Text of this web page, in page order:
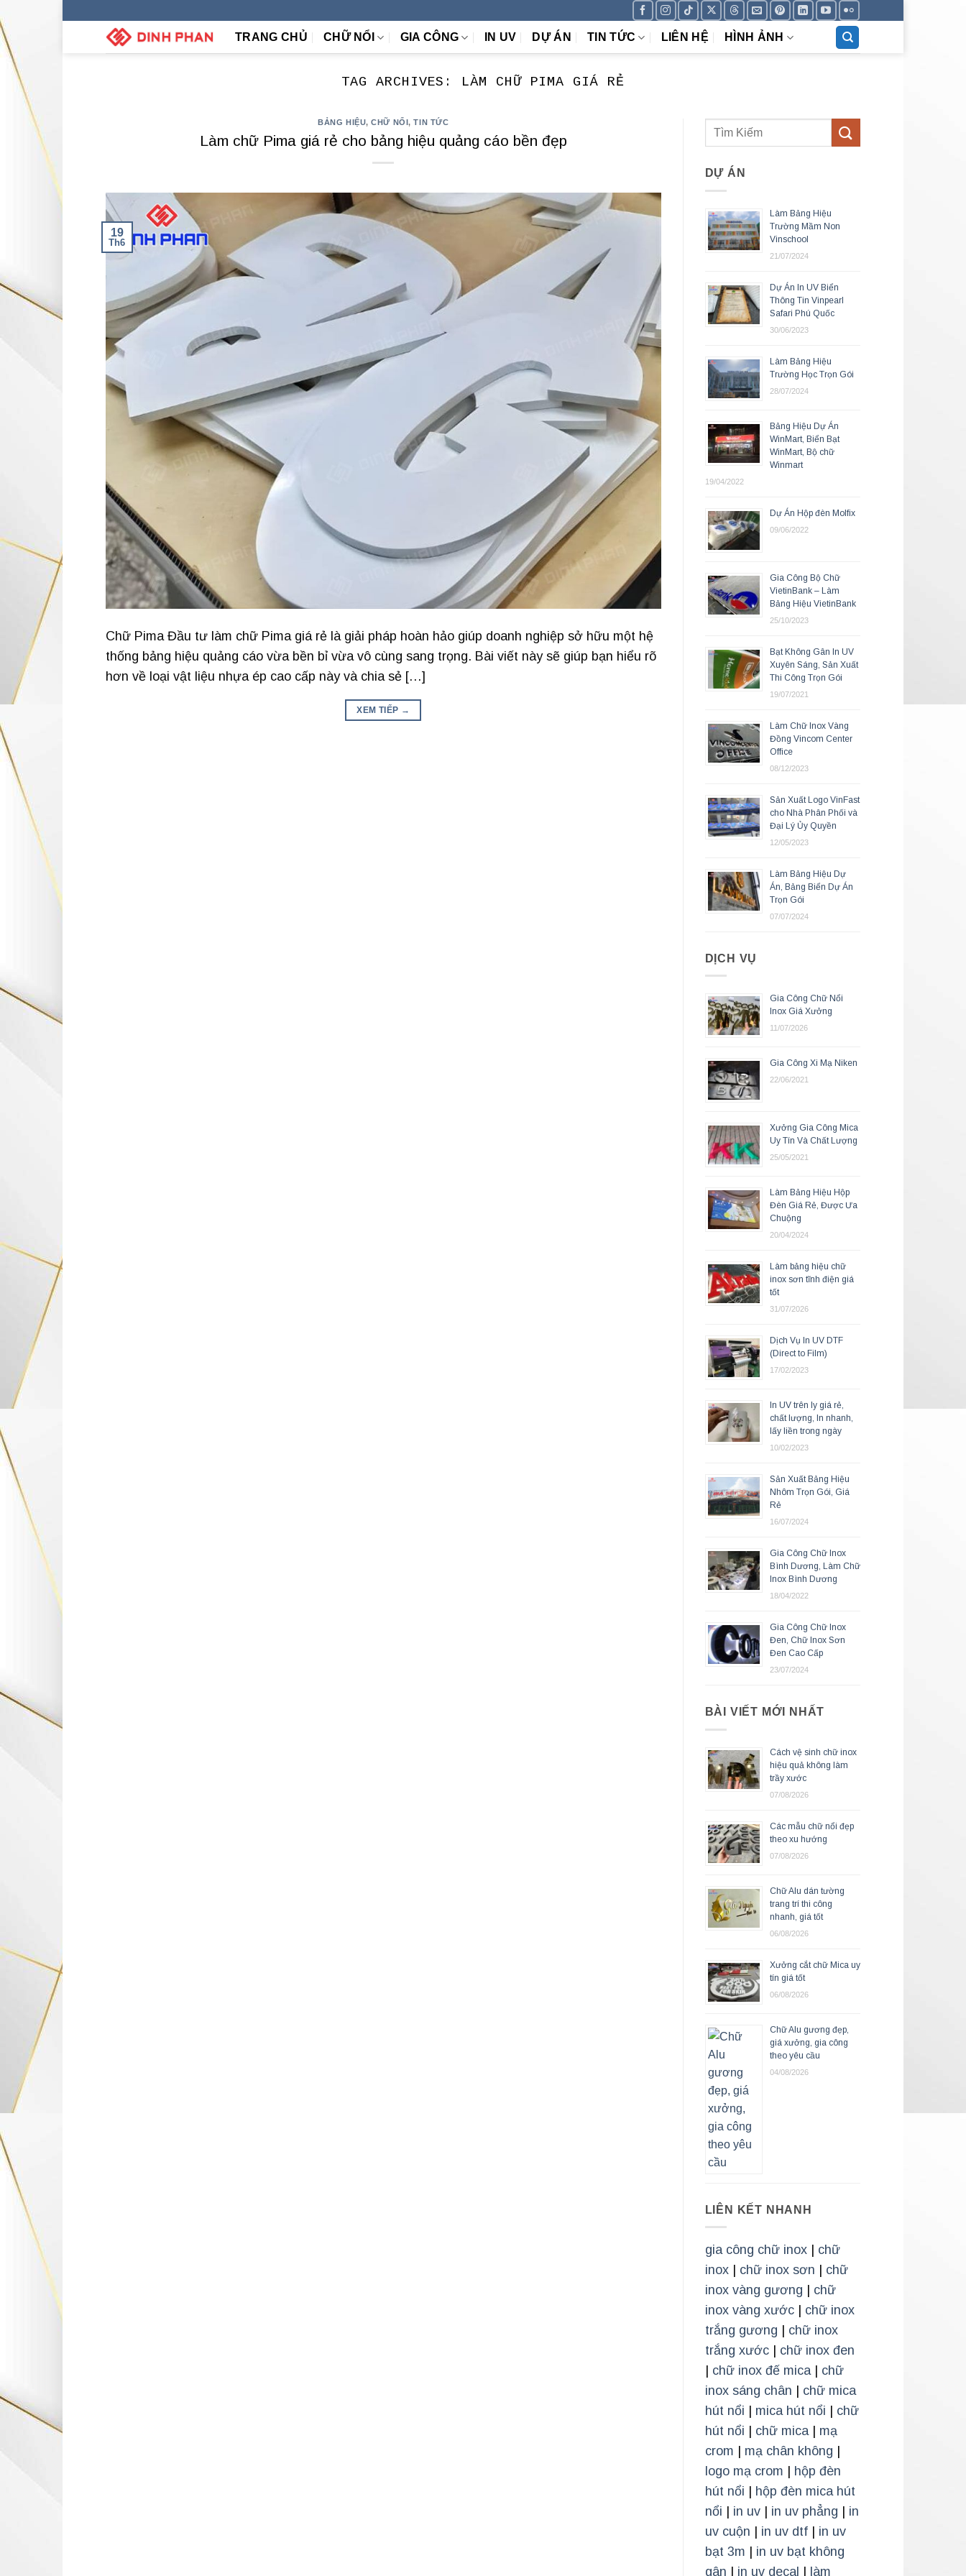
TRANG CHỦ CHỮ NỔI GIA CÔNG IN UV DỰ ÁN TIN TỨC LIÊN HỆ HÌNH ẢNH
TAG ARCHIVES: LÀM CHỮ PIMA GIÁ RẺ
BẢNG HIỆU,CHỮ NỔI,TIN TỨC
Làm chữ Pima giá rẻ cho bảng hiệu quảng cáo bền đẹp
19
Th6
Chữ Pima Đầu tư làm chữ Pima giá rẻ là giải pháp hoàn hảo giúp doanh nghiệp sở hữu một hệ
thống bảng hiệu quảng cáo vừa bền bỉ vừa vô cùng sang trọng. Bài viết này sẽ giúp bạn hiểu rõ
hơn về loại vật liệu nhựa ép cao cấp này và chia sẻ […]
XEM TIẾP →
DỰ ÁN
Làm Bảng Hiệu
Trường Mầm Non
Vinschool
21/07/2024
Dự Án In UV Biển
Thông Tin Vinpearl
Safari Phú Quốc
30/06/2023
Làm Bảng Hiệu
Trường Học Trọn Gói
28/07/2024
Bảng Hiệu Dự Án
WinMart, Biển Bạt
WinMart, Bộ chữ
Winmart
19/04/2022
Dự Án Hộp đèn Molfix
09/06/2022
Gia Công Bộ Chữ
VietinBank – Làm
Bảng Hiệu VietinBank
25/10/2023
Bạt Không Gân In UV
Xuyên Sáng, Sản Xuất
Thi Công Trọn Gói
19/07/2021
Làm Chữ Inox Vàng
Đồng Vincom Center
Office
08/12/2023
Sản Xuất Logo VinFast
cho Nhà Phân Phối và
Đại Lý Ủy Quyền
12/05/2023
Làm Bảng Hiệu Dự
Án, Bảng Biển Dự Án
Trọn Gói
07/07/2024
DỊCH VỤ
Gia Công Chữ Nổi
Inox Giá Xưởng
11/07/2026
Gia Công Xi Mạ Niken
22/06/2021
Xưởng Gia Công Mica
Uy Tín Và Chất Lượng
25/05/2021
Làm Bảng Hiệu Hộp
Đèn Giá Rẻ, Được Ưa
Chuộng
20/04/2024
Làm bảng hiệu chữ
inox sơn tĩnh điện giá
tốt
31/07/2026
Dịch Vụ In UV DTF
(Direct to Film)
17/02/2023
In UV trên ly giá rẻ,
chất lượng, In nhanh,
lấy liền trong ngày
10/02/2023
Sản Xuất Bảng Hiệu
Nhôm Trọn Gói, Giá
Rẻ
16/07/2024
Gia Công Chữ Inox
Bình Dương, Làm Chữ
Inox Bình Dương
18/04/2022
Gia Công Chữ Inox
Đen, Chữ Inox Sơn
Đen Cao Cấp
23/07/2024
BÀI VIẾT MỚI NHẤT
Cách vệ sinh chữ inox
hiệu quả không làm
trầy xước
07/08/2026
Các mẫu chữ nổi đẹp
theo xu hướng
07/08/2026
Chữ Alu dán tường
trang trí thi công
nhanh, giá tốt
06/08/2026
Xưởng cắt chữ Mica uy
tín giá tốt
06/08/2026
Chữ Alu gương đẹp,
giá xưởng, gia công
theo yêu cầu
04/08/2026
LIÊN KẾT NHANH
gia công chữ inox| chữ
inox| chữ inox sơn
chữ
inox vàng gương
chữ
inox vàng xước| chữ inox
trắng gương
chữ inox
trắng xước| chữ inox đen
chữ inox đế mica| chữ
inox sáng chân
chữ mica
hút nổi
mica hút nổi
chữ
hút nổi
chữ mica| mạ
crom
mạ chân không
logo mạ crom
hộp đèn
hút nổi
hộp đèn mica hút
nổi
in uv| in uv phẳng
in
uv cuộn
in uv dtf| in uv
bạt 3m
in uv bạt không
gân
in uv decal làm